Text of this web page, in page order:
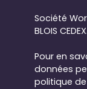
Société
BLOIS CEDEX.
Pour en
données
politique